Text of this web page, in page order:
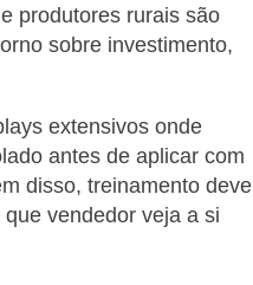
produtores rurais são
sobre investimento,
extensivos onde
antes de aplicar com
disso, treinamento deve
vendedor veja a si